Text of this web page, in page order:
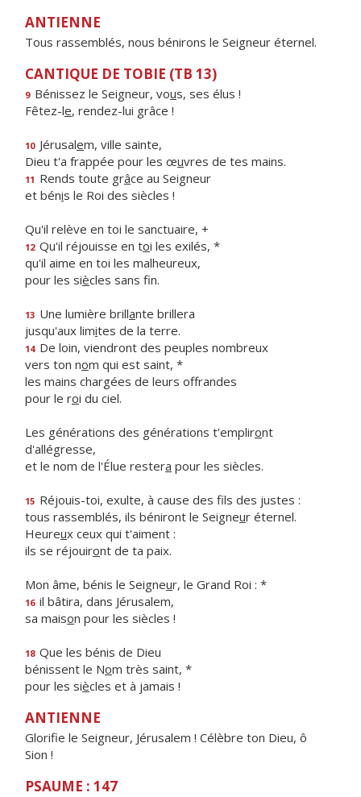
ANTIENNE
Tous rassemblés, nous bénirons le Seigneur éternel.
CANTIQUE DE TOBIE (TB 13)
9 Bénissez le Seigneur, vous, ses élus !
Fêtez-le, rendez-lui grâce !
10 Jérusalem, ville sainte,
Dieu t'a frappée pour les œuvres de tes mains.
11 Rends toute grâce au Seigneur
et bénis le Roi des siècles !
Qu'il relève en toi le sanctuaire, +
12 Qu'il réjouisse en toi les exilés, *
qu'il aime en toi les malheureux,
pour les siècles sans fin.
13 Une lumière brillante brillera
jusqu'aux limites de la terre.
14 De loin, viendront des peuples nombreux
vers ton nom qui est saint, *
les mains chargées de leurs offrandes
pour le roi du ciel.
Les générations des générations t'empliront
d'allégresse,
et le nom de l'Élue restera pour les siècles.
15 Réjouis-toi, exulte, à cause des fls des justes :
tous rassemblés, ils béniront le Seigneur éternel.
Heureux ceux qui t'aiment :
ils se réjouiront de ta paix.
Mon âme, bénis le Seigneur, le Grand Roi : *
16 il bâtira, dans Jérusalem,
sa maison pour les siècles !
18 Que les bénis de Dieu
bénissent le Nom très saint, *
pour les siècles et à jamais !
ANTIENNE
Glorifie le Seigneur, Jérusalem ! Célèbre ton Dieu, ô
Sion !
PSAUME : 147